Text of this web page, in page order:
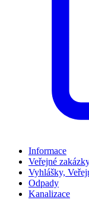
Informace
Veřejné
Vyhlášky,
Odpady
Kanalizace